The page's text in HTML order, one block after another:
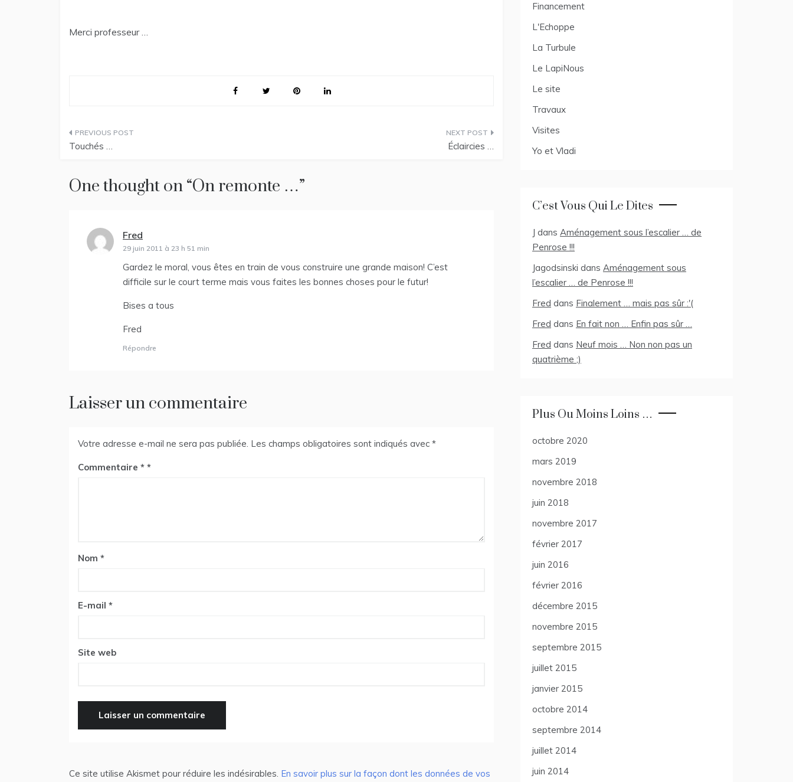
Merci professeur …
Navigation
l’article
Touchés … Éclaircies …
One thought on “On remonte …”
Fred
29 juin 2011 à 23 h 51 min
Gardez le moral, vous êtes en train de vous construire une grande maison! C’est
difficile sur le court terme mais vous faites les bonnes choses pour le futur!
Bises a tous
Fred
Répondre
Laisser un commentaire
Votre adresse e-mail ne sera pas publiée. Les champs obligatoires sont indiqués avec *
Commentaire *
Nom *
E-mail *
Site web
Ce site utilise Akismet pour réduire les indésirables. En savoir plus sur la façon dont les données de vos
Financement
L'Echoppe
La Turbule
Le LapiNous
Le site
Travaux
Visites
Yo et Vladi
C’est Vous Qui Le Dites
J dans Aménagement sous l’escalier … de
Penrose !!!
Jagodsinski dans Aménagement sous
l’escalier … de Penrose !!!
Fred dans Finalement … mais pas sûr :'(
Fred dans En fait non … Enfin pas sûr …
Fred dans Neuf mois … Non non pas un
quatrième ;)
Plus Ou Moins Loins …
octobre 2020
mars 2019
novembre 2018
juin 2018
novembre 2017
février 2017
juin 2016
février 2016
décembre 2015
novembre 2015
septembre 2015
juillet 2015
janvier 2015
octobre 2014
septembre 2014
juillet 2014
juin 2014